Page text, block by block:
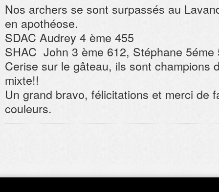
ligue
Le
Lavandou
27/06
Nos archers se sont surpassés au
en apothéose.
SDAC Audrey 4 ème 455
SHAC John 3 ème 612, Stéphane 5éme
Cerise sur le gâteau, ils sont champions
mixte!!
Un grand bravo, félicitations et merci de
couleurs.